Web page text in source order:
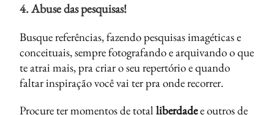
4. Abuse das pesquisas!
Busque referências, fazendo pesquisas imagéticas e
conceituais, sempre fotografando e arquivando o que
te atrai mais, pra criar o seu repertório e quando
faltar inspiração você vai ter pra onde recorrer.
Procure ter momentos de totalliberdadee outros de